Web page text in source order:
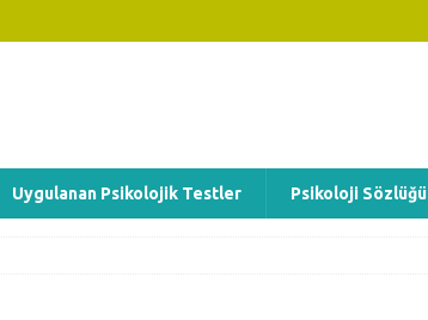
Uygulanan Psikolojik Testler Psikoloji Sözlüğü